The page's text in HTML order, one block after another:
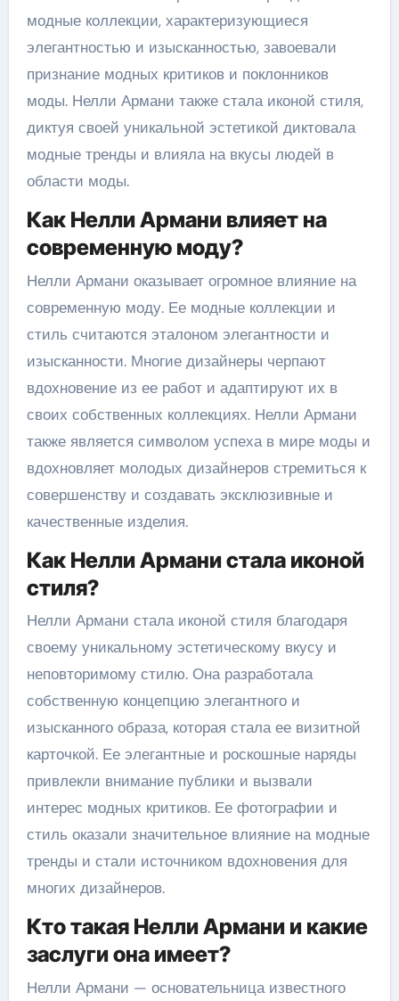
модные коллекции, характеризующиеся
элегантностью и изысканностью, завоевали
признание модных критиков и поклонников
моды. Нелли Армани также стала иконой стиля,
диктуя своей уникальной эстетикой диктовала
модные тренды и влияла на вкусы людей в
области моды.
Как Нелли Армани влияет на
современную моду?
Нелли Армани оказывает огромное влияние на
современную моду. Ее модные коллекции и
стиль считаются эталоном элегантности и
изысканности. Многие дизайнеры черпают
вдохновение из ее работ и адаптируют их в
своих собственных коллекциях. Нелли Армани
также является символом успеха в мире моды и
вдохновляет молодых дизайнеров стремиться к
совершенству и создавать эксклюзивные и
качественные изделия.
Как Нелли Армани стала иконой
стиля?
Нелли Армани стала иконой стиля благодаря
своему уникальному эстетическому вкусу и
неповторимому стилю. Она разработала
собственную концепцию элегантного и
изысканного образа, которая стала ее визитной
карточкой. Ее элегантные и роскошные наряды
привлекли внимание публики и вызвали
интерес модных критиков. Ее фотографии и
стиль оказали значительное влияние на модные
тренды и стали источником вдохновения для
многих дизайнеров.
Кто такая Нелли Армани и какие
заслуги она имеет?
Нелли Армани — основательница известного